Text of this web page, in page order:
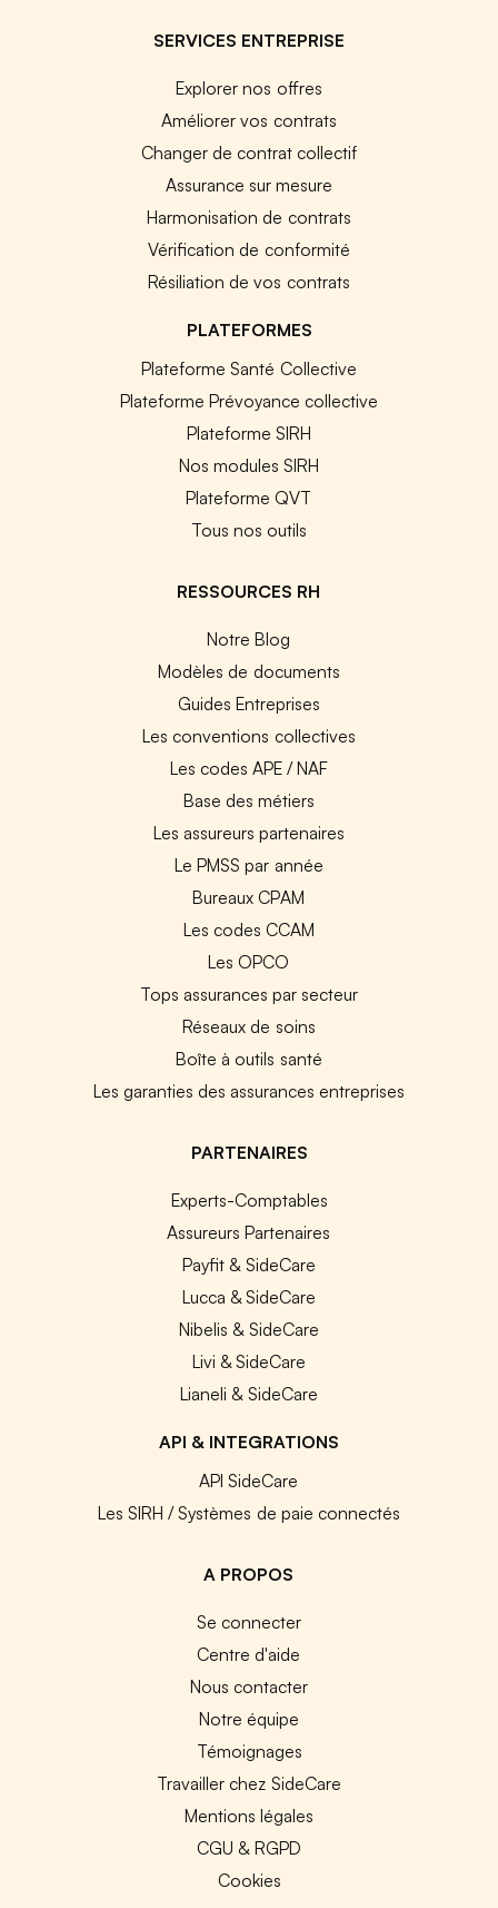
SERVICES ENTREPRISE
Explorer nos offres
Améliorer vos contrats
Changer de contrat collectif
Assurance sur mesure
Harmonisation de contrats
Vérification de conformité
Résiliation de vos contrats
PLATEFORMES
Plateforme Santé Collective
Plateforme Prévoyance collective
Plateforme SIRH
Nos modules SIRH
Plateforme QVT
Tous nos outils
RESSOURCES RH
Notre Blog
Modèles de documents
Guides Entreprises
Les conventions collectives
Les codes APE / NAF
Base des métiers
Les assureurs partenaires
Le PMSS par année
Bureaux CPAM
Les codes CCAM
Les OPCO
Tops assurances par secteur
Réseaux de soins
Boîte à outils santé
Les garanties des assurances entreprises
PARTENAIRES
Experts-Comptables
Assureurs Partenaires
Payfit & SideCare
Lucca & SideCare
Nibelis & SideCare
Livi & SideCare
Lianeli & SideCare
API & INTEGRATIONS
API SideCare
Les SIRH / Systèmes de paie connectés
A PROPOS
Se connecter
Centre d'aide
Nous contacter
Notre équipe
Témoignages
Travailler chez SideCare
Mentions légales
CGU & RGPD
Cookies